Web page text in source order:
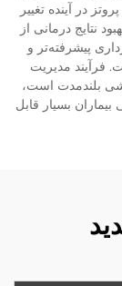
در آینده تغییر
نتایج درمانی از
پیشرفته‌تر و
فرآیند مدیریت
بلندمدت است،
بسیار قابل